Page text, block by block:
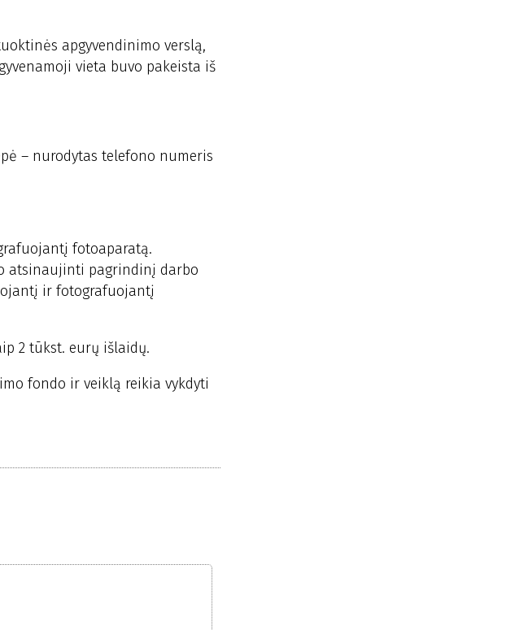
apgyvendinimo verslą,
vieta buvo pakeista iš
– nurodytas telefono numeris
fotoaparatą.
atsinaujinti pagrindinį darbo
ir fotografuojantį
2 tūkst. eurų išlaidų.
fondo ir veiklą reikia vykdyti